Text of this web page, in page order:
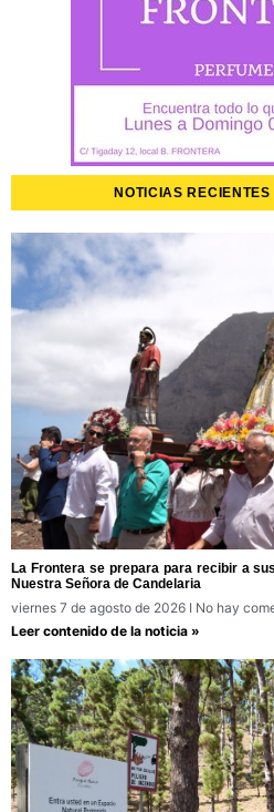
NOTICIAS RECIENTES
La Frontera se prepara para recibir a
Nuestra Señora de Candelaria
viernes 7 de agosto de 2026
No hay
Leer contenido de la noticia »